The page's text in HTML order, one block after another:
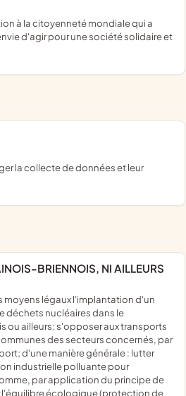
d'agir pour une société solidaire et
BRIENNOIS, NI AILLEURS
déchets nucléaires dans le
ou ailleurs; s'opposer aux transports
des secteurs concernés, par
d'une manière générale : lutter
industrielle polluante pour
par application du principe de
écologique (protection de